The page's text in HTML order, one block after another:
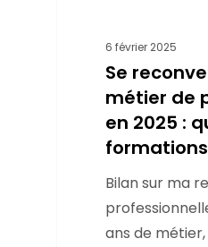
6 février 2025
Se
métier de
en 2025 :
Bilan sur ma
ans de